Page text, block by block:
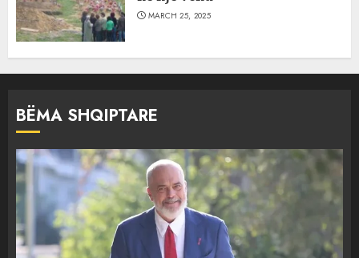
MARCH 25, 2025
BËMA SHQIPTARE